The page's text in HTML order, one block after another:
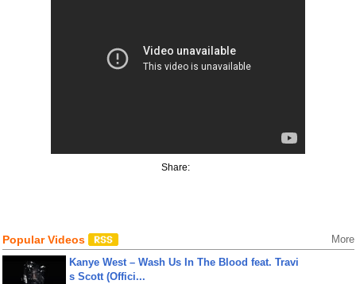
Share:
Popular Videos More
Kanye West – Wash Us In The Blood feat. Travi
s Scott (Offici...